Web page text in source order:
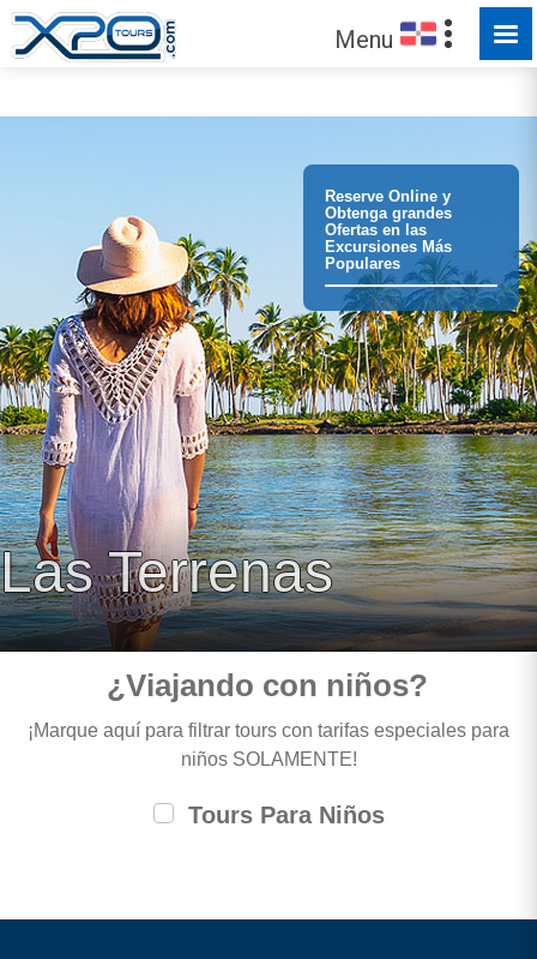
Menu
Reserve Online y
Obtenga grandes
Ofertas en las
Excursiones Más
Populares
Las Terrenas
¿Viajando con niños?
¡Marque aquí para filtrar tours con tarifas especiales para
niños SOLAMENTE!
Tours Para Niños